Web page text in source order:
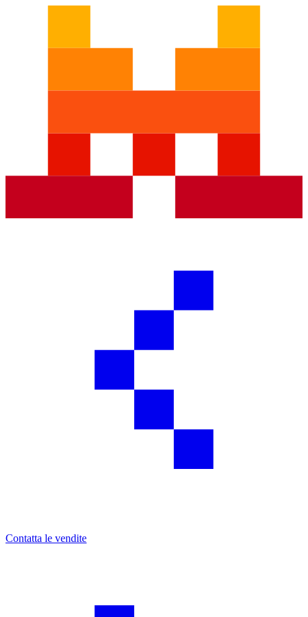
Contatta le vendite